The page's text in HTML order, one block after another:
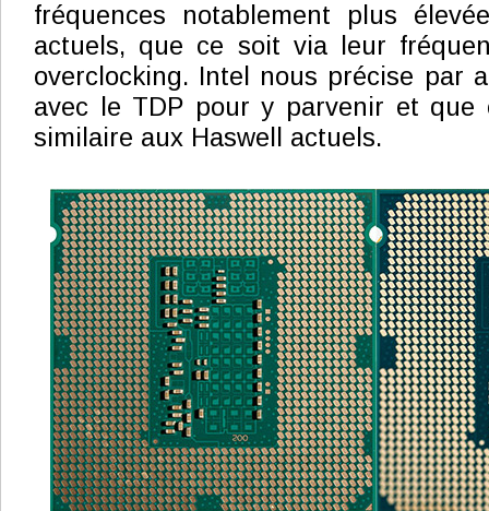
fréquences notablement plus
actuels, que ce soit via leur
overclocking. Intel nous précise par
avec le TDP pour y parvenir et que
similaire aux Haswell actuels.